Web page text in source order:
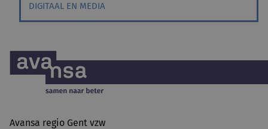
DIGITAAL EN MEDIA
Avansa regio Gent vzw